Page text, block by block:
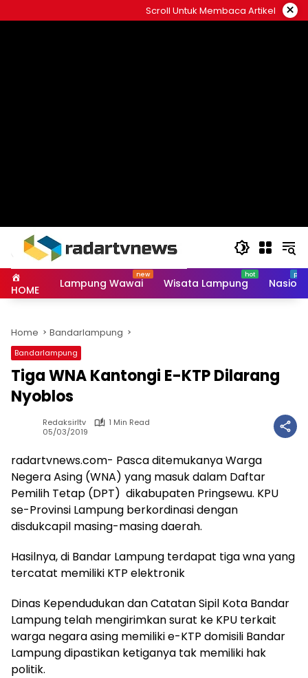
to
Scroll Untuk Membaca Artikel ×
HOME Lampung Wawai Wisata Lampung
Home Bandarlampung
Bandarlampung
Tiga WNA Kantongi E-KTP Dilarang
Nyoblos
Redaksirltv
1 Min Read
05/03/2019
radartvnews.com- Pasca ditemukanya Warga
Negera Asing (WNA) yang masuk dalam Daftar
Pemilih Tetap (DPT) dikabupaten Pringsewu. KPU
se-Provinsi Lampung berkordinasi dengan
disdukcapil masing-masing daerah.
Hasilnya, di Bandar Lampung terdapat tiga wna yang
tercatat memiliki KTP elektronik
Dinas Kependudukan dan Catatan Sipil Kota Bandar
Lampung telah mengirimkan surat ke KPU terkait
warga negara asing memiliki e-KTP domisili Bandar
Lampung dipastikan ketiganya tak memiliki hak
politik.